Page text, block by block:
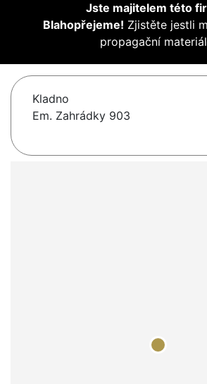
Jste majitelem této
Blahopřejeme! Zjistěte jestli
propagační
Kladno
Em. Zahrádky 903